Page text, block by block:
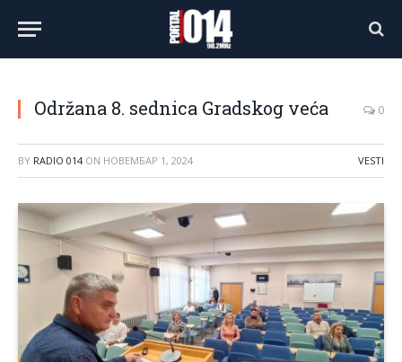
Održana 8. sednica Gradskog veća 0
BY RADIO 014 ON НОВЕМБАР 1, 2024 VESTI